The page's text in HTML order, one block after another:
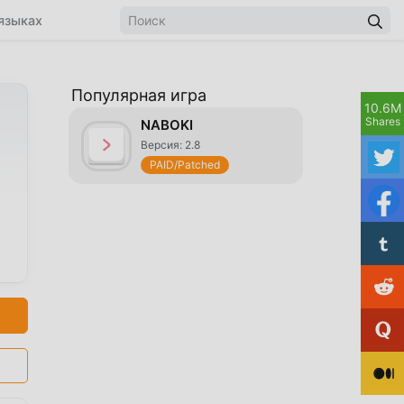
Популярная игра
NABOKI
Версия: 2.8
PAID/Patched
10.6M
Shares